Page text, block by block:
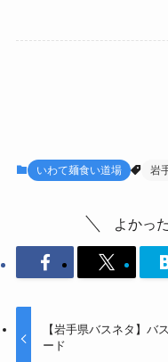
いわて麺食い道場 岩
よかっ
【岩手県バスネタ】バ
ード